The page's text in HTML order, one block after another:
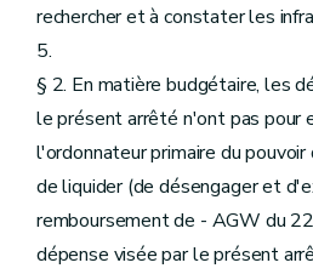
rechercher et à constater les
5.
§ 2. En matière budgétaire, les
le présent arrêté n'ont pas pour
l'ordonnateur primaire du
de liquider (de désengager et
remboursement de - AGW du
dépense visée par le présent